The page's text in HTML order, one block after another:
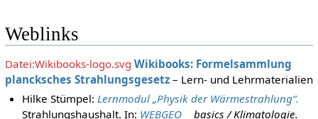
Weblinks
Datei:Wikibooks-logo.svg Wikibooks: Formelsammlung
plancksches Strahlungsgesetz– Lern- und Lehrmaterialien
Hilke Stümpel: Lernmodul „Physik der Wärmestrahlung“.
Strahlungshaushalt. In: WEBGEO
basics / Klimatologie.